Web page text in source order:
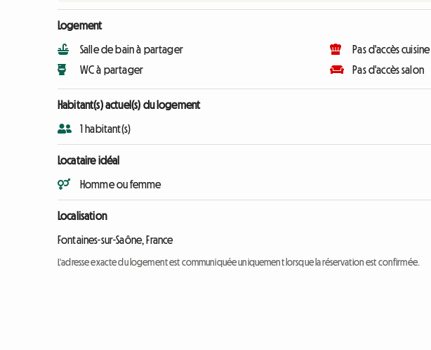
Logement
Salle de bain à partager
WC à partager
Pas d'accès cuisine
Pas d'accès salon
Habitant(s) actuel(s) du logement
1 habitant(s)
Locataire idéal
Homme ou femme
Localisation
Fontaines-sur-Saône, France
L'adresse exacte du logement est communiquée uniquement lorsque la réservation est confirmée.